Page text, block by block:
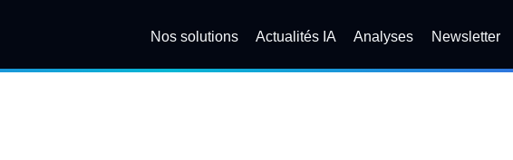
Nos solutions Actualités IA Analyses Newsletter